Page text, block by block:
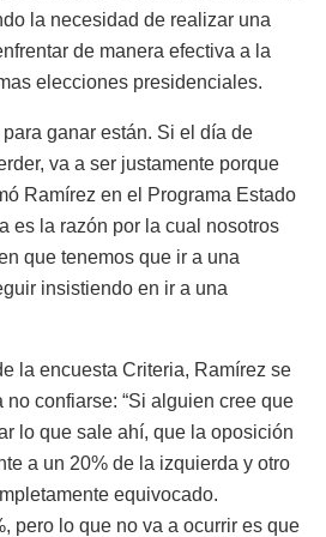
la necesidad de realizar una
de manera efectiva a la
elecciones presidenciales.
ganar están. Si el día de
va a ser justamente porque
Ramírez en el Programa Estado
es la razón por la cual nosotros
que tenemos que ir a una
insistiendo en ir a una
la encuesta Criteria, Ramírez se
no confiarse: “Si alguien cree que
lo que sale ahí, que la oposición
a un 20% de la izquierda y otro
equivocado.
pero lo que no va a ocurrir es que